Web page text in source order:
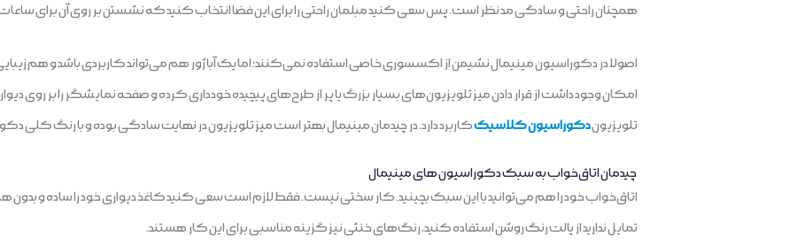
همچنان راحتی و سادگی مد نظر است. پس سعی کنید مبلمان راحتی را برای این فضا انتخاب کنید که نشستن بر روی آن برای ساعات
اصولا در دکوراسیون مینیمال نشیمن از اکسسوری خاصی استفاده نمی‌کنند؛ اما یک آباژور هم می‌تواند کاربردی باشد و هم زیبایی را
امکان وجود داشت از قرار دادن میز تلویزیون‌های بسیار بزرگ یا پر از طرح‌های پیچیده خودداری کرده و صفحه نمایشگر را بر روی
تلویزیوندکوراسیون کلاسیککاربرد دارد. در چیدمان مینیمال بهتر است میز تلویزیون در نهایت سادگی بوده و با رنگ کلی
چیدمان اتاق‌خواب به سبک دکوراسیون های مینیمال
اتاق‌خواب خود را هم می‌توانید با این سبک بچینید. کار سختی نیست. فقط لازم است سعی کنید کاغذ دیواری خود را ساده و
تمایل ندارید از پالت رنگ روشن استفاده کنید، رنگ‌های خنثی نیز گزینه مناسبی برای این کار هستند.